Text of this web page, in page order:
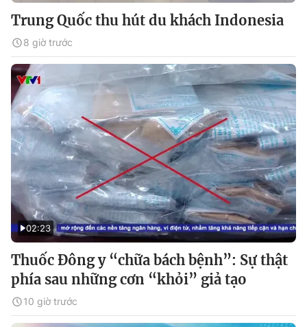
Trung Quốc thu hút du khách Indonesia
8 giờ trước
02:23
Thuốc Đông y “chữa bách bệnh”: Sự thật
phía sau những cơn “khỏi” giả tạo
10 giờ trước